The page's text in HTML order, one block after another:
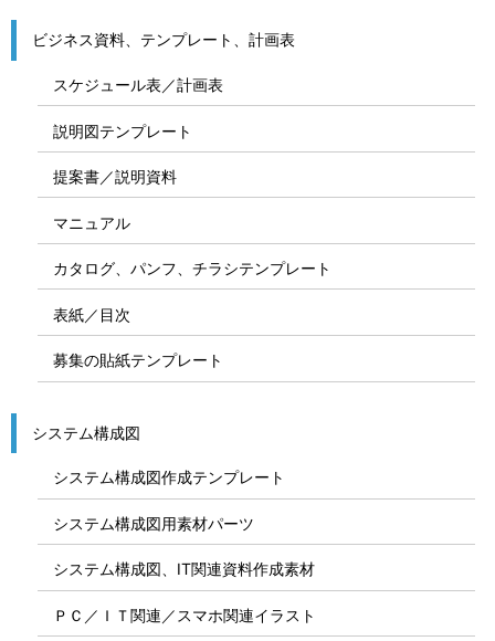
ビジネス資料、テンプレート、計画表
スケジュール表／計画表
説明図テンプレート
提案書／説明資料
マニュアル
カタログ、パンフ、チラシテンプレート
表紙／目次
募集の貼紙テンプレート
システム構成図
システム構成図作成テンプレート
システム構成図用素材パーツ
システム構成図、IT関連資料作成素材
ＰＣ／ＩＴ関連／スマホ関連イラスト